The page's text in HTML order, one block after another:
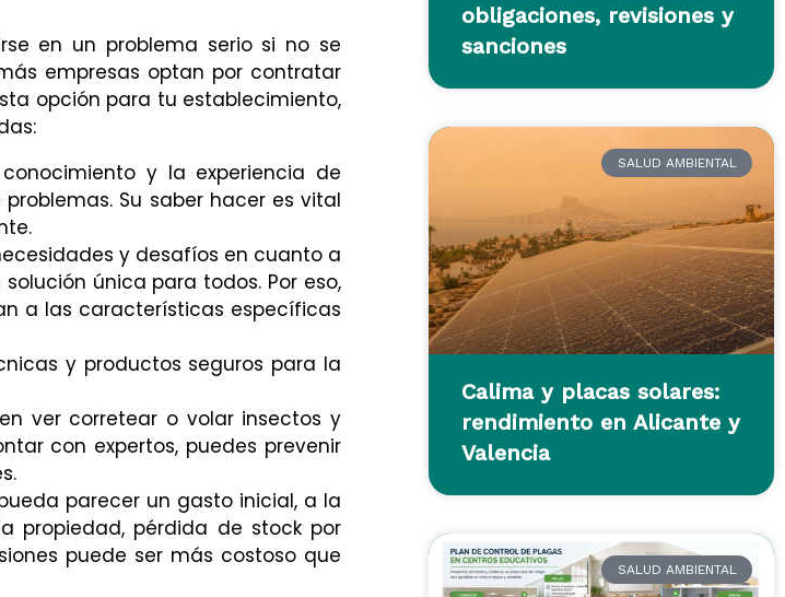
en un problema serio si no se
empresas optan por contratar
opción para tu establecimiento,
y la experiencia de
Su saber hacer es vital
y desafíos en cuanto a
única para todos. Por eso,
a las características específicas
y productos seguros para la
ver corretear o volar insectos y
con expertos, puedes prevenir
parecer un gasto inicial, a la
propiedad, pérdida de stock por
puede ser más costoso que
obligaciones, revisiones y
sanciones
SALUD AMBIENTAL
Calima y placas solares:
rendimiento en Alicante y
Valencia
SALUD AMBIENTAL